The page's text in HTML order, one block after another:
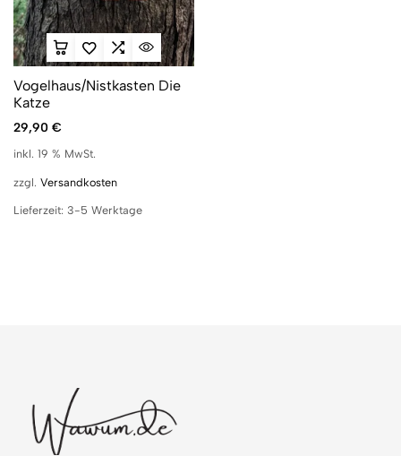
Vogelhaus/Nistkasten Die
Katze
29,90 €
inkl. 19 % MwSt.
zzgl. Versandkosten
Lieferzeit: 3-5 Werktage